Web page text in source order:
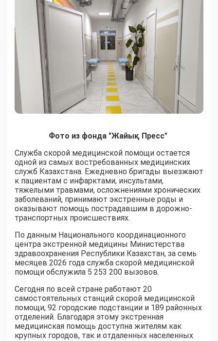
Фото из фонда "Жайық Пресс"
Служба скорой медицинской помощи остается
одной из самых востребованных медицинских
служб Казахстана. Ежедневно бригады выезжают
к пациентам с инфарктами, инсультами,
тяжелыми травмами, осложнениями хронических
заболеваний, принимают экстренные роды и
оказывают помощь пострадавшим в дорожно-
транспортных происшествиях.
По данным Национального координационного
центра экстренной медицины Министерства
здравоохранения Республики Казахстан, за семь
месяцев 2026 года служба скорой медицинской
помощи обслужила 5 253 200 вызовов.
Сегодня по всей стране работают 20
самостоятельных станций скорой медицинской
помощи, 92 городские подстанции и 189 районных
отделений. Благодаря этому экстренная
медицинская помощь доступна жителям как
крупных городов, так и отдаленных населенных